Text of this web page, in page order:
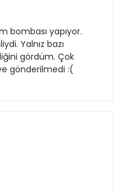
bombası yapıyor.
Yalnız bazı
gördüm. Çok
gönderilmedi :(